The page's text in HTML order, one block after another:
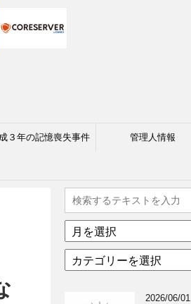
３年の記憶喪失事件 管理人情報
ア
ー
イ
テ
2026/06/01